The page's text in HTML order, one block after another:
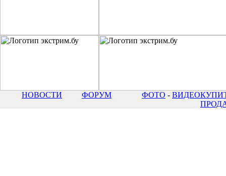
НОВОСТИ ФОРУМ ФОТО - ВИДЕО